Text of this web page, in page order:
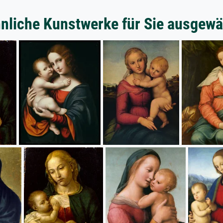
Kunstwerke für Sie